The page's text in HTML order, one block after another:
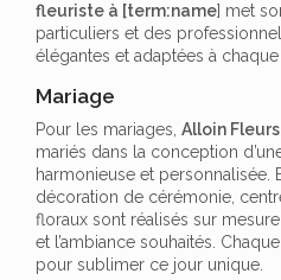
fleuriste à [term:name] met
particuliers et des
élégantes et adaptées à
Mariage
Pour les mariages, Alloin Fleurs
mariés dans la conception
harmonieuse et personnalisée.
décoration de cérémonie,
floraux sont réalisés sur
et l’ambiance souhaités.
pour sublimer ce jour unique.